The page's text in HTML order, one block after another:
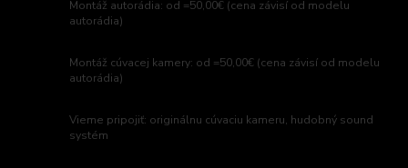
Montáž autorádia: od =50,00€ (cena závisí od modelu
autorádia)
Montáž cúvacej kamery: od =50,00€ (cena závisí od modelu
autorádia)
Vieme pripojiť: originálnu cúvaciu kameru, hudobný sound
systém